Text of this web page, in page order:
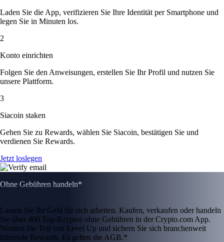
Laden Sie die App, verifizieren Sie Ihre Identität per Smartphone und
legen Sie in Minuten los.
2
Konto einrichten
Folgen Sie den Anweisungen, erstellen Sie Ihr Profil und nutzen Sie
unsere Plattform.
3
Siacoin staken
Gehen Sie zu Rewards, wählen Sie Siacoin, bestätigen Sie und
verdienen Sie Rewards.
Jetzt loslegen
Ohne Gebühren handeln*
Lassen Sie Ihr Geld für sich arbeiten. Kaufen, verkaufen oder handeln
Sie über 400 Top-Kryptos ohne Gebühren in der Crypto.com App.
Werden Sie Teil von Level Up und sichern Sie sich branchenweit
führende Rewards. Es gelten die AGB.*